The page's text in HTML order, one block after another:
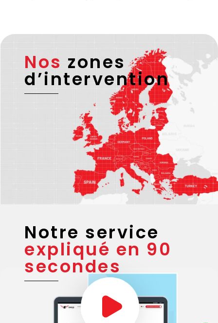
zones
d’intervention
Notre service
expliqué en 90
secondes